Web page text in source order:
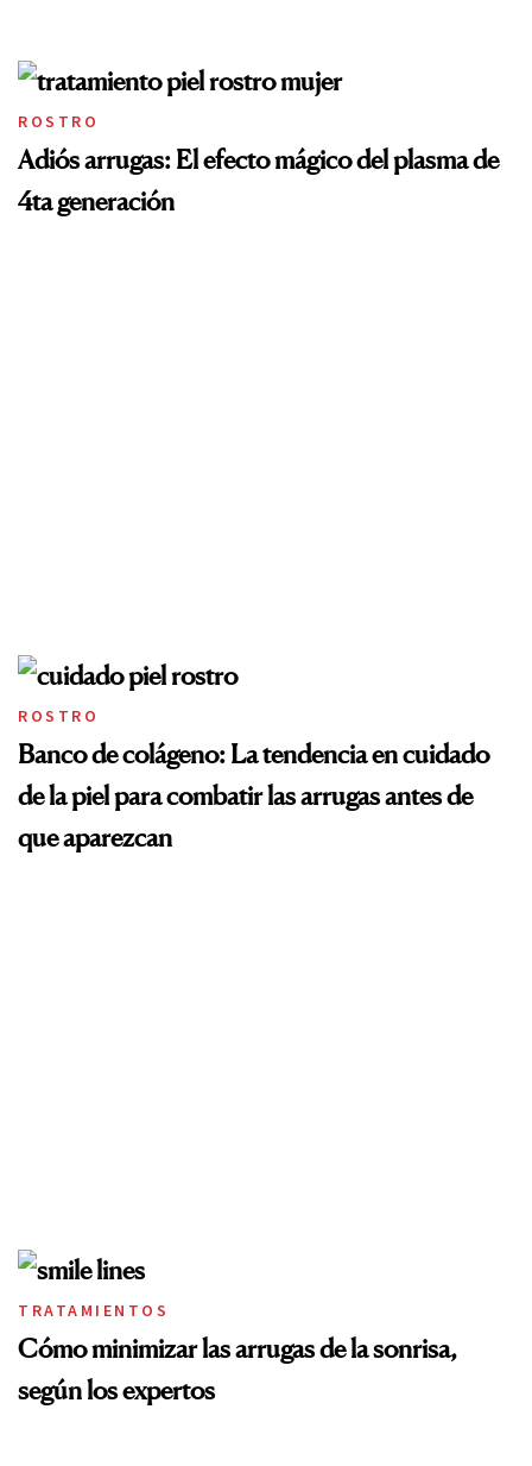
ROSTRO
Adiós arrugas: El efecto mágico del plasma de
4ta generación
ROSTRO
Banco de colágeno: La tendencia en cuidado
de la piel para combatir las arrugas antes de
que aparezcan
TRATAMIENTOS
Cómo minimizar las arrugas de la sonrisa,
según los expertos